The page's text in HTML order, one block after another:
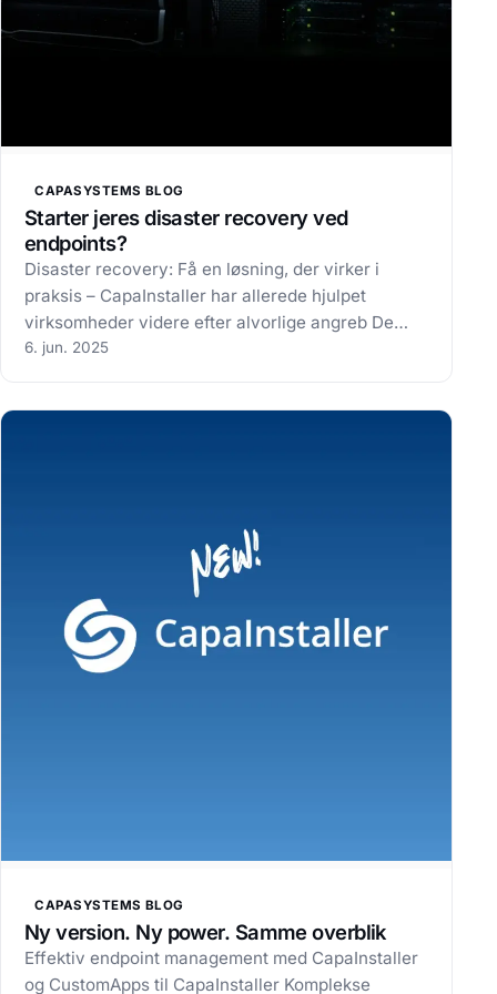
CAPASYSTEMS BLOG
Starter jeres disaster recovery ved
endpoints?
Disaster recovery: Få en løsning, der virker i
praksis – CapaInstaller har allerede hjulpet
virksomheder videre efter alvorlige angreb De
fleste større virksomheder har en beredskabsplan
6. jun. 2025
CAPASYSTEMS BLOG
Ny version. Ny power. Samme overblik
Effektiv endpoint management med CapaInstaller
og CustomApps til CapaInstaller Komplekse